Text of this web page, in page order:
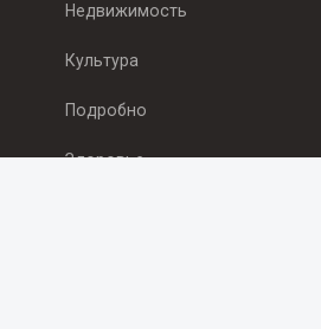
Недвижимость
Культура
Подробно
Здоровье